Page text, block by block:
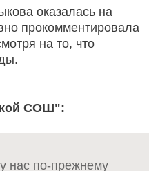
оказалась на
прокомментировала
на то, что
СОШ":
нас по-прежнему